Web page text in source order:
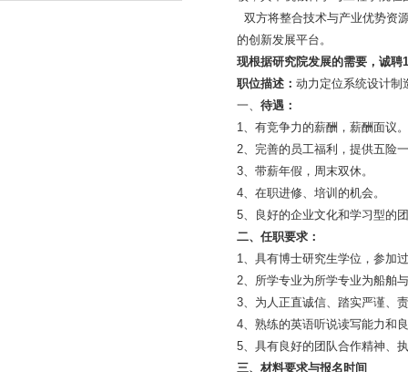
双方将整合技术与产业优势资
的创新发展平台。
现根据研究院发展的需要，诚聘
职位描述： 动力定位系统设计制
一、 待遇：
1、有竞争力的薪酬，薪酬面议。
2、完善的员工福利，提供五险
3、带薪年假，周末双休。
4、在职进修、培训的机会。
5、良好的企业文化和学习型的
二、任职要求：
1、具有博士研究生学位，参加
2、所学专业为所学专业为船舶
3、为人正直诚信、踏实严谨、
4、熟练的英语听说读写能力和
5、具有良好的团队合作精神、
三、材料要求与报名时间